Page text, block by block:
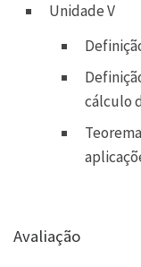
Unidade V
cálculo
Avaliação